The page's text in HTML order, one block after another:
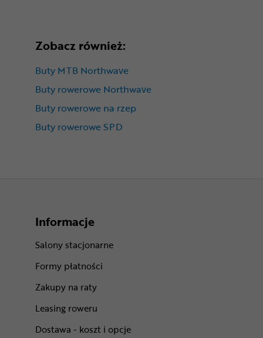
Zobacz również:
Buty MTB Northwave
Buty rowerowe Northwave
Buty rowerowe na rzep
Buty rowerowe SPD
Informacje
Salony stacjonarne
Formy płatności
Zakupy na raty
Leasing roweru
Dostawa - koszt i opcje